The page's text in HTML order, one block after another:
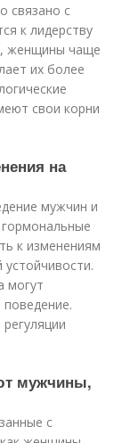
связано с
к лидерству
женщины чаще
их более
свои корни
на
мужчин и
к изменениям
могут
мужчины,
с